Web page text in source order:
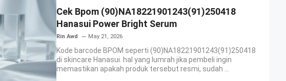
Cek Bpom (90)NA18221901243(91)250418
Hanasui Power Bright Serum
Rin Awd May 21, 2026
Kode barcode BPOM seperti (90)NA18221901243(91)250418
di skincare Hanasui. hal yang lumrah jika pembeli ingin
memastikan apakah produk tersebut resmi, sudah ...